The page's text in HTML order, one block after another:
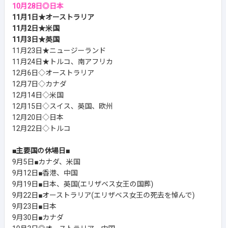
10月28日◎日本
11月1日★オーストラリア
11月2日★米国
11月3日★英国
11月23日★ニュージーランド
11月24日★トルコ、南アフリカ
12月6日◇オーストラリア
12月7日◇カナダ
12月14日◇米国
12月15日◇スイス、英国、欧州
12月20日◇日本
12月22日◇トルコ
■主要国の休場日■
9月5日■カナダ、米国
9月12日■香港、中国
9月19日■日本、英国(エリザベス女王の国葬)
9月22日■オーストラリア(エリザベス女王の死去を悼んで)
9月23日■日本
9月30日■カナダ